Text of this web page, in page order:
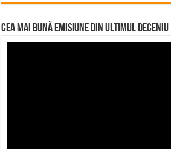
CEA MAI BUNĂ EMISIUNE DIN ULTIMUL DECENIU